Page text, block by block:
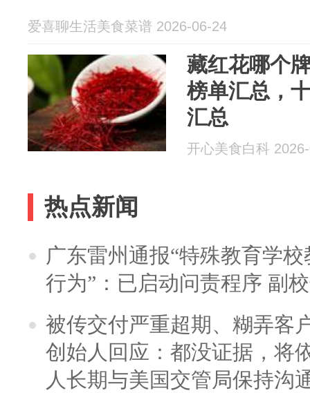
爱喜聊生活美食菜谱 2026-06-24
藏红花哪个
榜单汇总，
汇总
开心美食白科
热点新闻
广东雷州通报“特殊教育学
行为”：已启动问责程序 副
被传交付严重超期、糊弄客
创始人回应：都没证据，将
人长期与美国交管局保持沟